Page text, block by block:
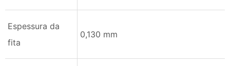
Espessura da
fita
0,130 mm